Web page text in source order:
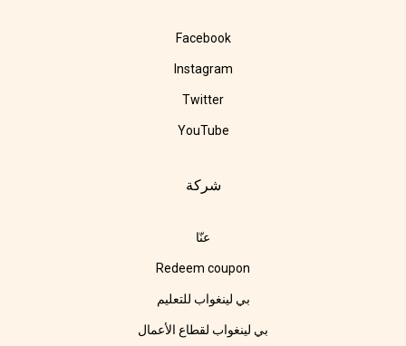
Facebook
Instagram
Twitter
YouTube
شركة
عنّا
Redeem coupon
بي لينغواب للتعليم
بي لينغواب لقطاع الأعمال